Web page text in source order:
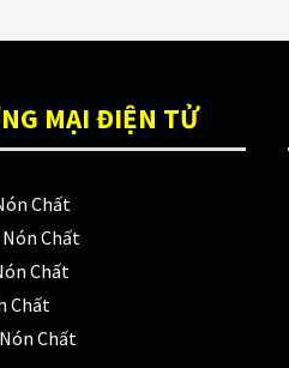
Lót thay thế nón bảo hiểm
MOTOWOLF
Nón 1 triệu đến 2tr
MẠI ĐIỆN TỬ
Chất
Chất
Chất
Chất
Chất